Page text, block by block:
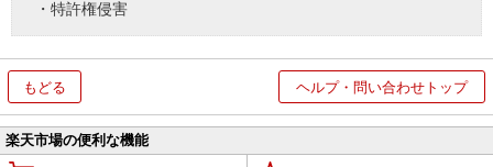
・特許権侵害
もどる ヘルプ・問い合わせトップ
楽天市場の便利な機能